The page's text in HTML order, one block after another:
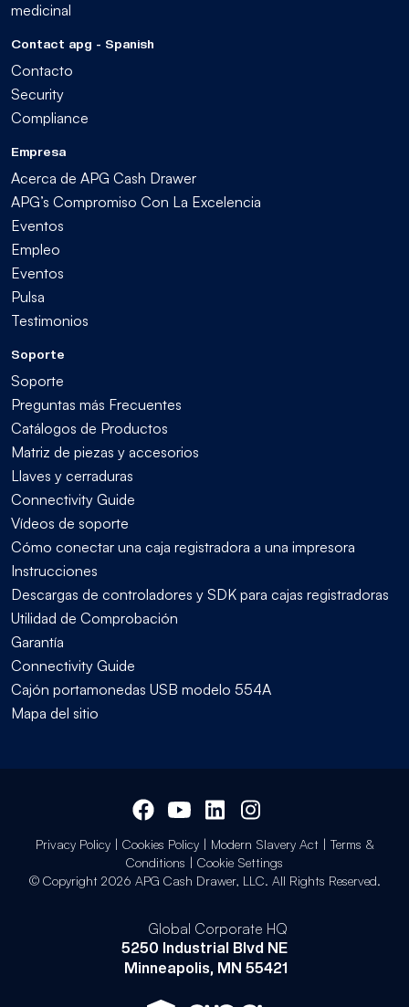
medicinal
Contact apg - Spanish
Contacto
Security
Compliance
Empresa
Acerca de APG Cash Drawer
APG’s Compromiso Con La Excelencia
Eventos
Empleo
Eventos
Pulsa
Testimonios
Soporte
Soporte
Preguntas más Frecuentes
Catálogos de Productos
Matriz de piezas y accesorios
Llaves y cerraduras
Connectivity Guide
Vídeos de soporte
Cómo conectar una caja registradora a una impresora
Instrucciones
Descargas de controladores y SDK para cajas registradoras
Utilidad de Comprobación
Garantía
Connectivity Guide
Cajón portamonedas USB modelo 554A
Mapa del sitio
Privacy Policy| Cookies Policy| Modern Slavery Act| Terms &
Conditions | Cookie Settings
© Copyright 2026 APG Cash Drawer, LLC. All Rights Reserved.
Global Corporate HQ
5250 Industrial Blvd NE
Minneapolis, MN 55421